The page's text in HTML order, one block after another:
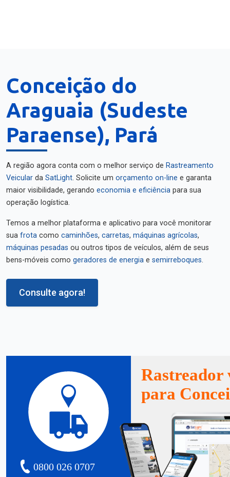
Conceição do
Araguaia (Sudeste
Paraense), Pará
A região agora conta com o melhor serviço de Rastreamento
Veicular da SatLight. Solicite um orçamento on-line e garanta
maior visibilidade, gerando economia e eficiência para sua
operação logística.
Temos a melhor plataforma e aplicativo para você monitorar
sua frota como caminhões, carretas, máquinas agrícolas,
máquinas pesadas ou outros tipos de veículos, além de seus
bens-móveis como geradores de energia e semirreboques.
Consulte agora!
0800 026 0707
Rastreador
para